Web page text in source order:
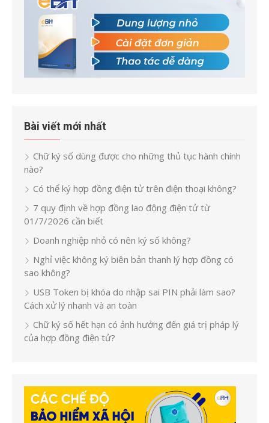
Bài viết mới nhất
Chữ ký số dùng được cho những thủ tục hành chính
nào?
Có thể ký hợp đồng điện tử trên điện thoại không?
7 quy định về hợp đồng lao động điện tử từ
01/7/2026 cần biết
Doanh nghiệp nhỏ có nên ký số không?
Nghỉ việc không ký biên bản thanh lý hợp đồng có
sao không?
USB Token bị khóa do nhập sai PIN phải làm sao?
Cách xử lý nhanh và an toàn
Chữ ký số hết hạn có ảnh hưởng đến giá trị pháp lý
của hợp đồng điện tử?